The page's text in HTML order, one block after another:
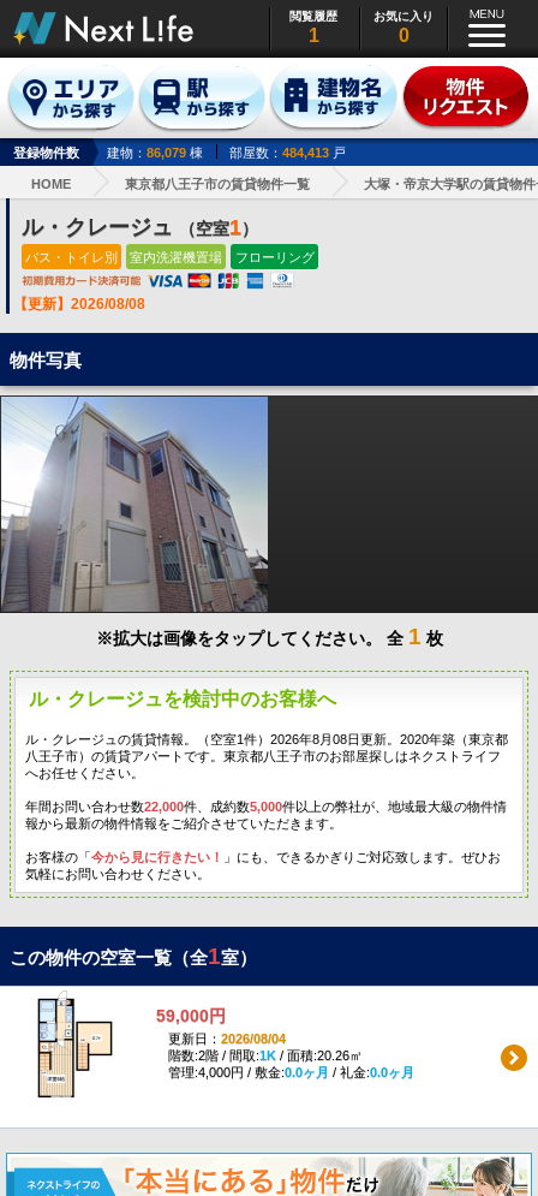
閲覧履歴
1
お気に入り
0
登録物件数 建物： 86,079 棟 部屋数： 484,413 戸
HOME 東京都八王子市の賃貸物件一覧 大塚・帝京大学駅の賃貸物件
ル・クレージュ （空室1）
バス・トイレ別 室内洗濯機置場 フローリング
【更新】2026/08/08
物件写真
※拡大は画像をタップしてください。 全 1 枚
ル・クレージュを検討中のお客様へ
ル・クレージュの賃貸情報。（空室1件）2026年8月08日更新。2020年築（東京都
八王子市）の賃貸アパートです。東京都八王子市のお部屋探しはネクストライフ
へお任せください。
年間お問い合わせ数22,000件、成約数5,000件以上の弊社が、地域最大級の物件情
報から最新の物件情報をご紹介させていただきます。
お客様の「今から見に行きたい！
」にも、できるかぎりご対応致します。ぜひお
気軽にお問い合わせください。
この物件の空室一覧（全1室）
59,000円
更新日： 2026/08/04
階数:2階 / 間取:1K/ 面積:20.26㎡
管理:4,000円 / 敷金:0.0ヶ月 / 礼金:0.0ヶ月